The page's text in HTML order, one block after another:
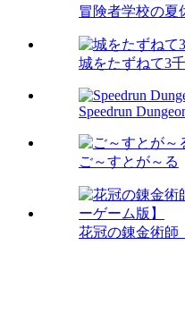
冒険者学校の夏
城をたずねて3
Speedrun
ご～すとが～る
花冠の錬金術